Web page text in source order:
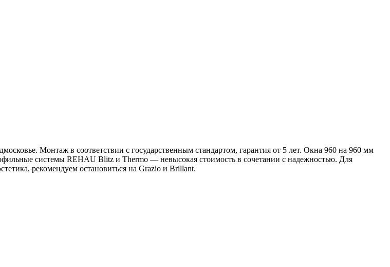
Монтаж в соответствии с государственным стандартом, гарантия от 5 лет. Окна 960 на 960 мм
системы REHAU Blitz и Thermo — невысокая стоимость в сочетании с надежностью. Для
рекомендуем остановиться на Grazio и Brillant.